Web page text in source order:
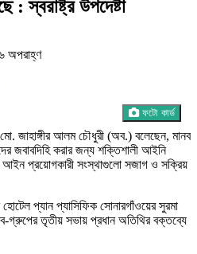
: স্বরাষ্ট্র উপদেষ্টা
অপরাহ্ণ
ফটো কার্ড
মো. জাহাঙ্গীর আলম চৌধুরী (অব.) বলেছেন, মানব
জবাবদিহি করার জন্য শক্তিশালী আইনি
আইন প্রয়োগকারী সংস্থাগুলো সজাগ ও সক্রিয়
হোটেল প্যান প্যাসিফিক সোনারগাঁওয়ের সুরমা
গ্রুপের তৃতীয় সভায় প্রধান অতিথির বক্তব্যে